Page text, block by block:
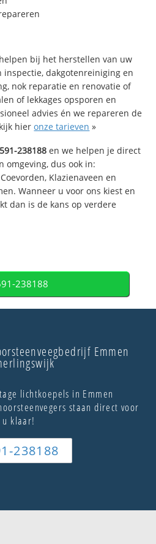
bij het herstellen van uw
inspectie, dakgotenreiniging en
nok reparatie en renovatie of
of lekkages opsporen en
advies én we repareren de
hieronze tarieven »
238188 en we helpen je direct
omgeving, dus ook in:
Klazienaveen en
Wanneer u voor ons kiest en
dan is de kans op verdere
238188
Emmen
lichtkoepels in Emmen
staan direct voor
u klaar!
238188